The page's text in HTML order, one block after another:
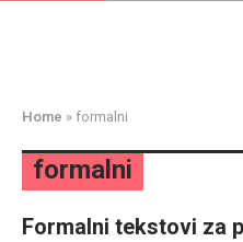
Kako mala
mesec još lepšim
Poklon koji će
Home » formalni
formalni
Formalni tekstovi za